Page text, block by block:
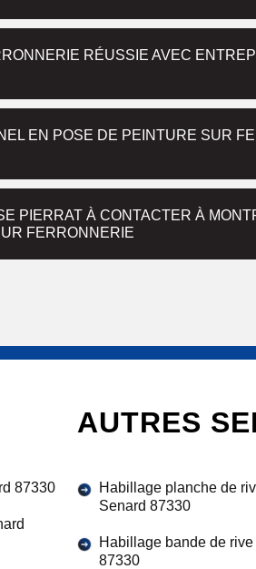
RÉUSSIE AVEC
EN POSE DE PEINTURE SUR
PIERRAT À CONTACTER À
FERRONNERIE
AUTRES
87330
Habillage planche de
Senard 87330
Habillage bande de
87330